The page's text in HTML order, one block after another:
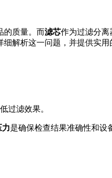
的质量。而滤芯作为过滤分离
解析这一问题，并提供实用
过滤效果。
力是确保检查结果准确性和设